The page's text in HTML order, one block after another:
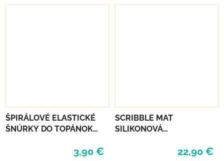
ŠPIRÁLOVÉ ELASTICKÉ
ŠNÚRKY DO TOPÁNOK
3,90 €
SCRIBBLE MAT
SILIKONOVÁ
22,90 €